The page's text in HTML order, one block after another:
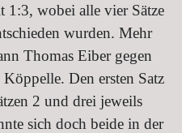
1:3, wobei alle vier Sätze
wurden. Mehr
Thomas Eiber gegen
Den ersten Satz
2 und drei jeweils
sich doch beide in der